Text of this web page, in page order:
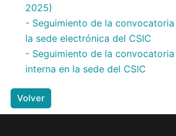
2025)
- Seguimiento de la
la sede electrónica del CSIC
- Seguimiento de la
interna en la sede del CSIC
Volver